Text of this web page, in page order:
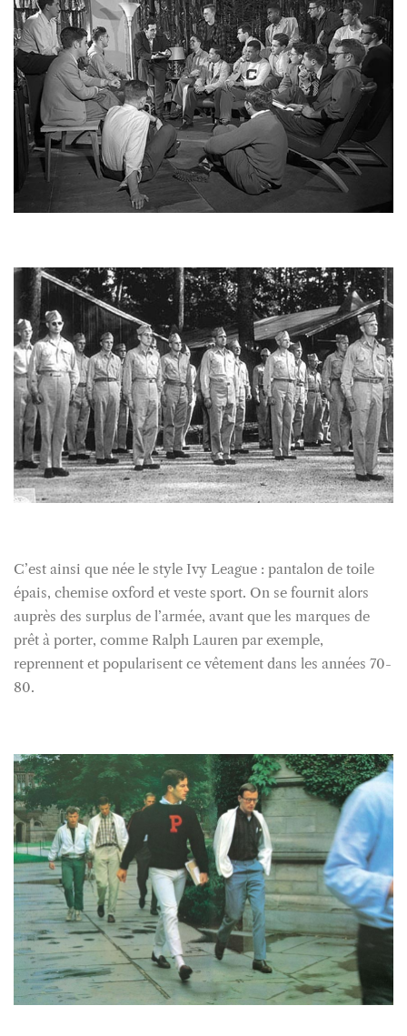
C’est ainsi que née le style Ivy League : pantalon de toile
épais, chemise oxford et veste sport. On se fournit alors
auprès des surplus de l’armée, avant que les marques de
prêt à porter, comme Ralph Lauren par exemple,
reprennent et popularisent ce vêtement dans les années 70-
80.